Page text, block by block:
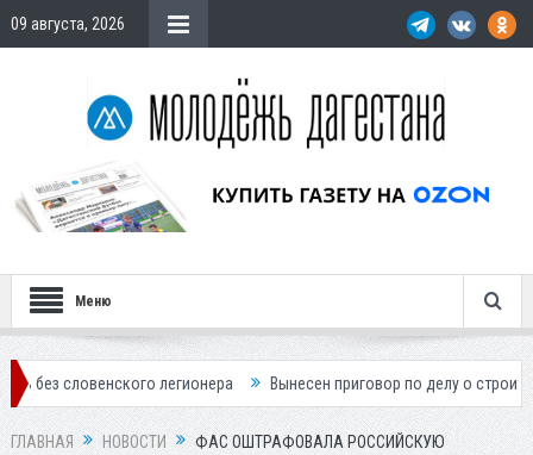
09 августа, 2026
Меню
легионера Вынесен приговор по делу о строительстве
ГЛАВНАЯ НОВОСТИ
ФАС ОШТРАФОВАЛА РОССИЙСКУЮ